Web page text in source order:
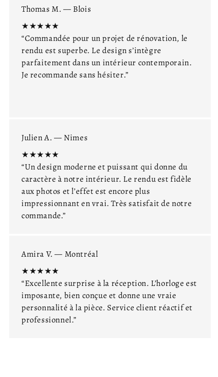
Thomas M. — Blois
★★★★★
“Commandée pour un projet de rénovation, le
rendu est superbe. Le design s’intègre
parfaitement dans un intérieur contemporain.
Je recommande sans hésiter.”
Julien A. — Nimes
★★★★★
“Un design moderne et puissant qui donne du
caractère à notre intérieur. Le rendu est fidèle
aux photos et l’effet est encore plus
impressionnant en vrai. Très satisfait de notre
commande.”
Amira V. — Montréal
★★★★★
“Excellente surprise à la réception. L’horloge est
imposante, bien conçue et donne une vraie
personnalité à la pièce. Service client réactif et
professionnel.”